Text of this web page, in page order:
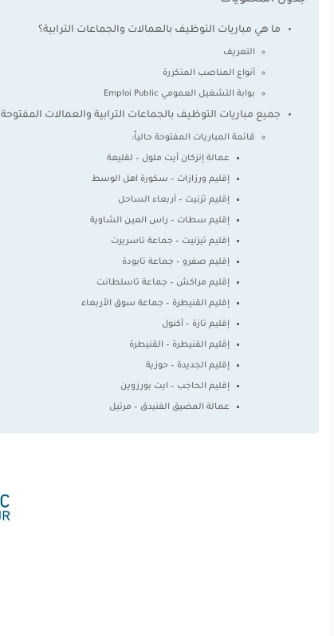
ما هي مباريات التوظيف بالعمالات والجماعات الترابية؟
التعريف
أنواع المناصب المتكررة
بوابة التشغيل العمومي Emploi Public
جميع مباريات التوظيف بالجماعات الترابية والعمالات المفتوحة
قائمة المباريات المفتوحة حالياً:
عمالة إنزكان أيت ملول – لقليعة
إقليم ورزازات – سكورة اهل الوسط
إقليم تزنيت – أربعاء الساحل
إقليم سطات – راس العين الشاوية
إقليم تيزنيت – جماعة تاسريرت
إقليم صفرو – جماعة تابودة
إقليم مراكش – جماعة تاسلطانت
إقليم القنيطرة – جماعة سوق الأربعاء
إقليم تازة – أكنول
إقليم القنيطرة – القنيطرة
إقليم الجديدة – حوزية
إقليم الحاجب – ايت بورزوين
عمالة المضيق الفنيدق – مرتيل